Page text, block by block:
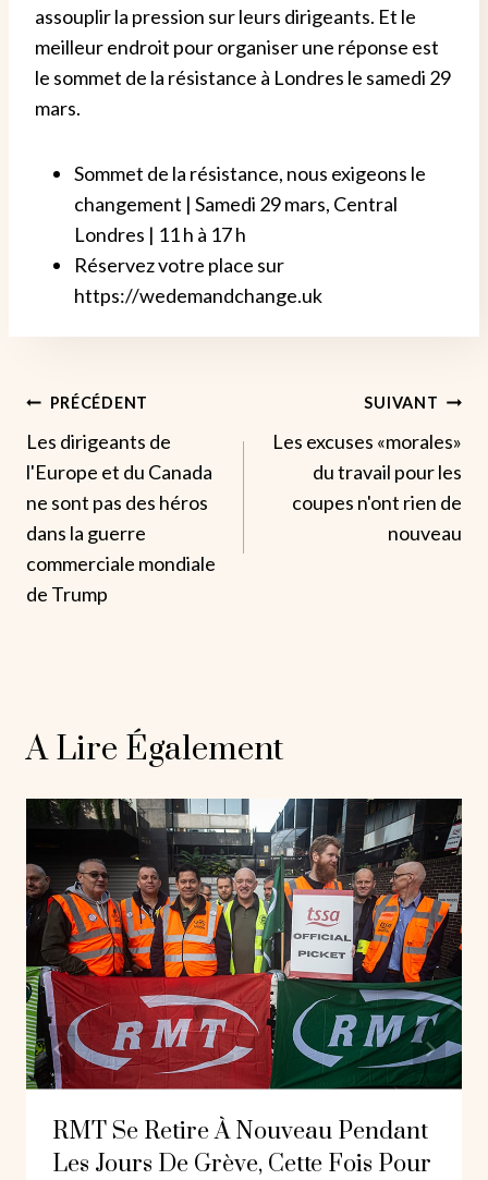
assouplir la pression sur leurs dirigeants. Et le
meilleur endroit pour organiser une réponse est
le sommet de la résistance à Londres le samedi 29
mars.
Sommet de la résistance, nous exigeons le
changement | Samedi 29 mars, Central
Londres | 11 h à 17 h
Réservez votre place sur
https://wedemandchange.uk
Navigation
De
L’article
PRÉCÉDENT
Les dirigeants de
l'Europe et du Canada
ne sont pas des héros
dans la guerre
commerciale mondiale
de Trump
SUIVANT
Les excuses «morales»
du travail pour les
coupes n'ont rien de
nouveau
A Lire Également
RMT Se Retire À Nouveau Pendant
Les Jours De Grève, Cette Fois Pour